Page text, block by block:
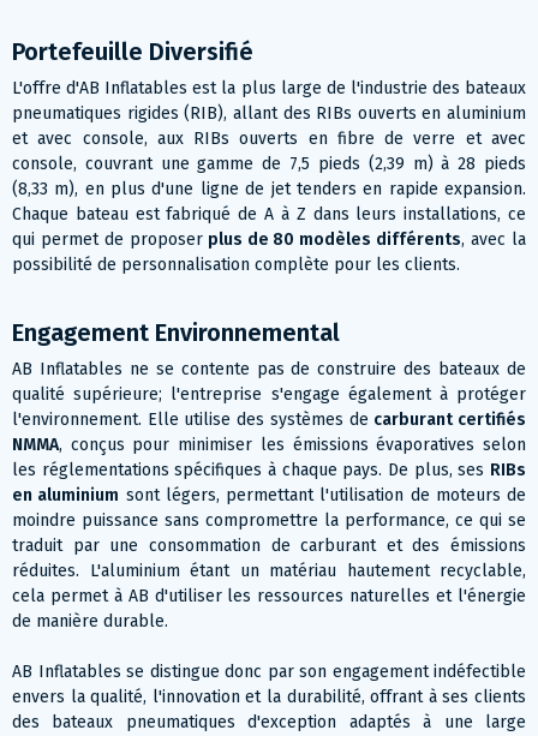
Portefeuille Diversifié
L'offre d'AB Inflatables est la plus large de l'industrie des bateaux
pneumatiques rigides (RIB), allant des RIBs ouverts en aluminium
et avec console, aux RIBs ouverts en fibre de verre et avec
console, couvrant une gamme de 7,5 pieds (2,39 m) à 28 pieds
(8,33 m), en plus d'une ligne de jet tenders en rapide expansion.
Chaque bateau est fabriqué de A à Z dans leurs installations, ce
qui permet de proposerplus de 80 modèles différents, avec la
possibilité de personnalisation complète pour les clients​​.
Engagement Environnemental
AB Inflatables ne se contente pas de construire des bateaux de
qualité supérieure; l'entreprise s'engage également à protéger
l'environnement. Elle utilise des systèmes de carburant certifiés
NMMA, conçus pour minimiser les émissions évaporatives selon
les réglementations spécifiques à chaque pays. De plus, ses RIBs
en aluminium sont légers, permettant l'utilisation de moteurs de
moindre puissance sans compromettre la performance, ce qui se
traduit par une consommation de carburant et des émissions
réduites. L'aluminium étant un matériau hautement recyclable,
cela permet à AB d'utiliser les ressources naturelles et l'énergie
de manière durable​​.
AB Inflatables se distingue donc par son engagement indéfectible
envers la qualité, l'innovation et la durabilité, offrant à ses clients
des bateaux pneumatiques d'exception adaptés à une large